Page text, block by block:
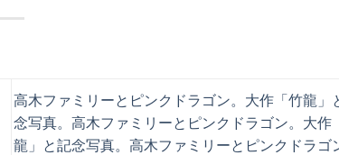
高木ファミリーとピンクドラゴン。大作「竹龍」
念写真。 高木ファミリーとピンクドラゴン。大作
龍」と記念写真。 高木ファミリーとピンクドラゴ